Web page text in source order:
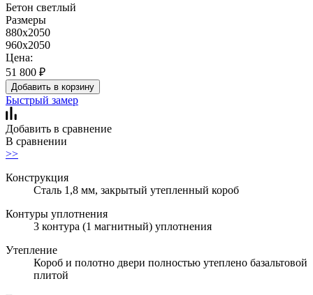
Бетон светлый
Размеры
880x2050
960x2050
Цена:
51 800 ₽
Добавить в корзину
Быстрый замер
Добавить в сравнение
В сравнении
>>
Конструкция
Сталь 1,8 мм, закрытый утепленный короб
Контуры уплотнения
3 контура (1 магнитный) уплотнения
Утепление
Короб и полотно двери полностью утеплено базальтовой
плитой